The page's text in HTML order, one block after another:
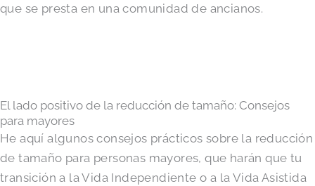
que se presta en una comunidad de ancianos.
El lado positivo de la reducción de tamaño: Consejos
para mayores
He aquí algunos consejos prácticos sobre la reducción
de tamaño para personas mayores, que harán que tu
transición a la Vida Independiente o a la Vida Asistida